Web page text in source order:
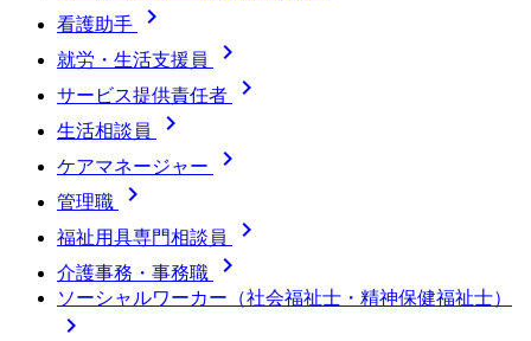
看護助手 
就労・生活支援員 
サービス提供責任者 
生活相談員 
ケアマネージャー 
管理職 
福祉用具専門相談員 
介護事務・事務職 
ソーシャルワーカー（社会福祉士・精神保健福祉士）
